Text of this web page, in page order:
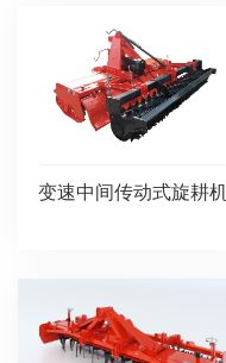
变速中间传动式旋耕